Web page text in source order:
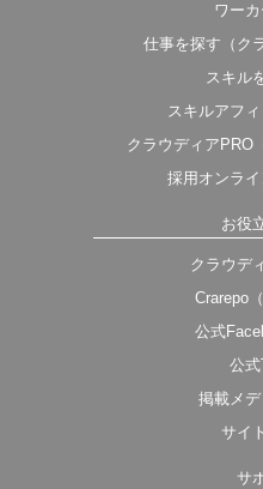
ワー
仕事を探す（ク
スキル
スキルアフ
クラウディアPRO
採用オンラ
お役
クラウデ
Crarepo
公式
公
掲載メ
サイ
サ